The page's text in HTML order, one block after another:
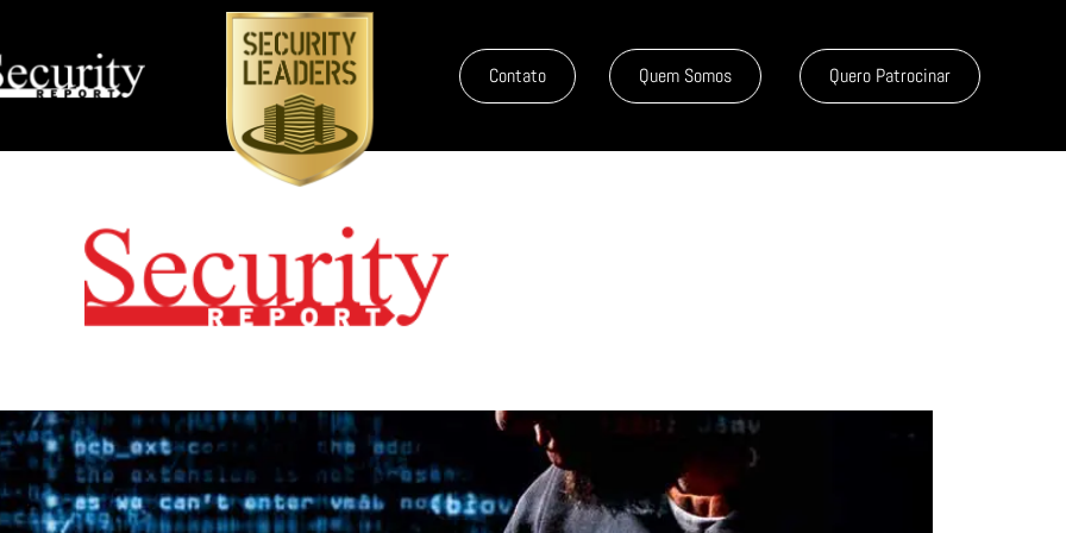
Contato Quem Somos Quero Patrocinar